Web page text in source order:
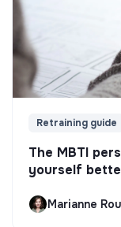
Retraining guide
The MBTI
yourself
Marianne